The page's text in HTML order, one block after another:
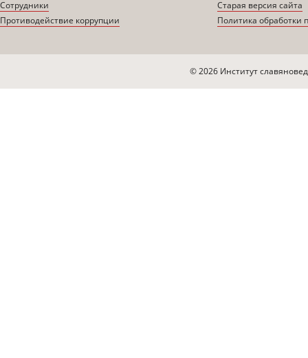
Сотрудники
Противодействие коррупции
Старая версия сайта
Политика обработки
© 2026 Институт